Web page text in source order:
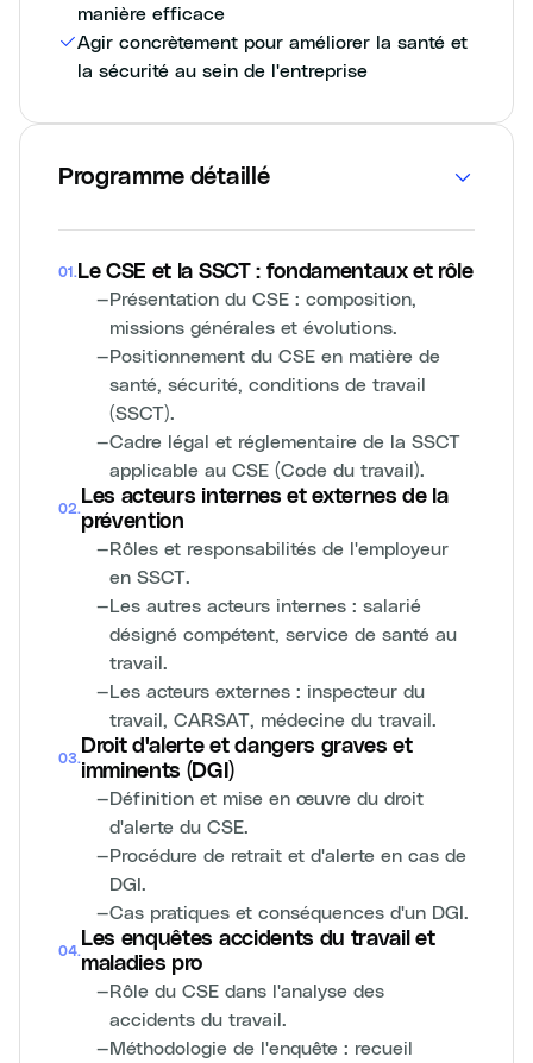
manière efficace
Agir concrètement pour améliorer la santé et
la sécurité au sein de l'entreprise
Programme détaillé
01 . Le CSE et la SSCT : fondamentaux et rôle
—Présentation du CSE : composition,
missions générales et évolutions.
—Positionnement du CSE en matière de
santé, sécurité, conditions de travail
(SSCT).
—Cadre légal et réglementaire de la SSCT
applicable au CSE (Code du travail).
02.
Les acteurs internes et externes de la
prévention
—Rôles et responsabilités de l'employeur
en SSCT.
—Les autres acteurs internes : salarié
désigné compétent, service de santé au
travail.
—Les acteurs externes : inspecteur du
travail, CARSAT, médecine du travail.
03.
Droit d'alerte et dangers graves et
imminents (DGI)
—Définition et mise en œuvre du droit
d'alerte du CSE.
—Procédure de retrait et d'alerte en cas de
DGI.
—Cas pratiques et conséquences d'un DGI.
04.
Les enquêtes accidents du travail et
maladies pro
—Rôle du CSE dans l'analyse des
accidents du travail.
—Méthodologie de l'enquête : recueil